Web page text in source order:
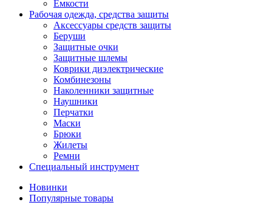
Ёмкости
Рабочая одежда, средства защиты
Аксессуары средств защиты
Беруши
Защитные очки
Защитные шлемы
Коврики диэлектрические
Комбинезоны
Наколенники защитные
Наушники
Перчатки
Маски
Брюки
Жилеты
Ремни
Специальный инструмент
Новинки
Популярные товары